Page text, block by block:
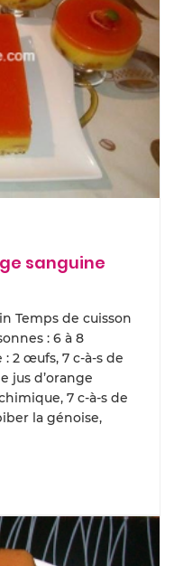
sanguine
Temps de cuisson
: 6 à 8
2 œufs, 7 c-à-s de
jus d’orange
7 c-à-s de
la génoise,